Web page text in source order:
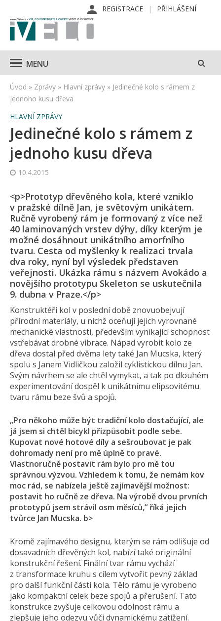
REGISTRACE PŘIHLÁŠENÍ
MENU
Úvod » Zprávy » Hlavní zprávy » Jedinečné kolo s rámem z
jednoho kusu dřeva
HLAVNÍ ZPRÁVY
Jedinečné kolo s rámem z
jednoho kusu dřeva
10.4.2015
<p>Prototyp dřevěného kola, které vzniklo
v pražské dílně Jan, je světovým unikátem.
Ručně vyrobený rám je formovaný z více než
40 laminovaných vrstev dýhy, díky kterým je
možné dosáhnout unikátního amorfního
tvaru. Cesta od myšlenky k realizaci trvala
dva roky, nyní byl výsledek představen
veřejnosti. Ukázka rámu s názvem Avokádo a
novějšího prototypu Skeleton se uskutečnila
9. dubna v Praze.</p>
Konstruktéři kol v poslední době znovuobejvují
přírodní materiály, u nichž oceňují jejich vyrovnané
mechanické vlastnosti, především vynikající schopnost
vstřebávat drobné vibrace. Nápad vyrobit kolo ze
dřeva dostal před dvěma lety také Jan Mucska, který
spolu s Janem Vidličkou založil cyklistickou dílnu Jan.
Svým návrhem se ale chtěl vymykat, a tak po dlouhém
experimentování dospěl k unikátnímu elipsovitému
tvaru rámu beze švů a spojů.
„Pro někoho může být tradiční kolo dostačující, ale
já jsem si chtěl bicykl přizpůsobit podle sebe.
Kupovat nové hotové díly a sešroubovat je pak
dohromady není pro mě úplně to pravé.
Vlastnoručně postavit rám bylo pro mě tou
správnou výzvou. Vzhledem k tomu, že nemám kov
moc rád, se nabízela ještě zajímavější možnost:
postavit ho ručně ze dřeva. Na výrobě dvou prvních
prototypů jsem strávil osm měsíců,“ říká jejich
tvůrce Jan Mucska. b>
Kromě zajímavého designu, kterým se rám odlišuje od
dosavadních dřevěných kol, nabízí také originální
konstrukční řešení. Finální tvar rámu vychází
z transformace kruhu s cílem vytvořit pevný základ
pro další funkční části kola. Tělo rámu je vyrobeno
jako kompaktní celek beze spojů a přerušení. Tato
konstrukce zvyšuje celkovou odolnost rámu a
zlepšuje jeho odezvu vůči dynamickému zatížení.